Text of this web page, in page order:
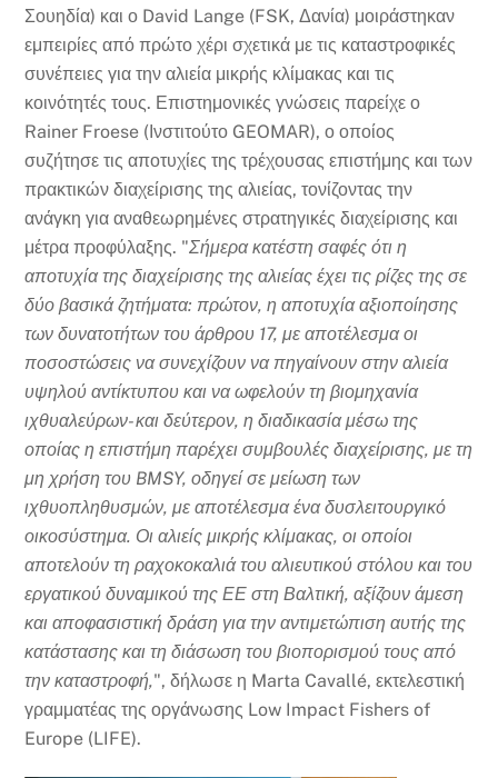
Σουηδία) και ο David Lange (FSK, Δανία) μοιράστηκαν
εμπειρίες από πρώτο χέρι σχετικά με τις καταστροφικές
συνέπειες για την αλιεία μικρής κλίμακας και τις
κοινότητές τους. Επιστημονικές γνώσεις παρείχε ο
Rainer Froese (Ινστιτούτο GEOMAR), ο οποίος
συζήτησε τις αποτυχίες της τρέχουσας επιστήμης και των
πρακτικών διαχείρισης της αλιείας, τονίζοντας την
ανάγκη για αναθεωρημένες στρατηγικές διαχείρισης και
μέτρα προφύλαξης. "Σήμερα κατέστη σαφές ότι η
αποτυχία της διαχείρισης της αλιείας έχει τις ρίζες της σε
δύο βασικά ζητήματα: πρώτον, η αποτυχία αξιοποίησης
των δυνατοτήτων του άρθρου 17, με αποτέλεσμα οι
ποσοστώσεις να συνεχίζουν να πηγαίνουν στην αλιεία
υψηλού αντίκτυπου και να ωφελούν τη βιομηχανία
ιχθυαλεύρων- και δεύτερον, η διαδικασία μέσω της
οποίας η επιστήμη παρέχει συμβουλές διαχείρισης, με τη
μη χρήση του BMSY, οδηγεί σε μείωση των
ιχθυοπληθυσμών, με αποτέλεσμα ένα δυσλειτουργικό
οικοσύστημα. Οι αλιείς μικρής κλίμακας, οι οποίοι
αποτελούν τη ραχοκοκαλιά του αλιευτικού στόλου και του
εργατικού δυναμικού της ΕΕ στη Βαλτική, αξίζουν άμεση
και αποφασιστική δράση για την αντιμετώπιση αυτής της
κατάστασης και τη διάσωση του βιοπορισμού τους από
την καταστροφή,", δήλωσε η Marta Cavallé, εκτελεστική
γραμματέας της οργάνωσης Low Impact Fishers of
Europe (LIFE).